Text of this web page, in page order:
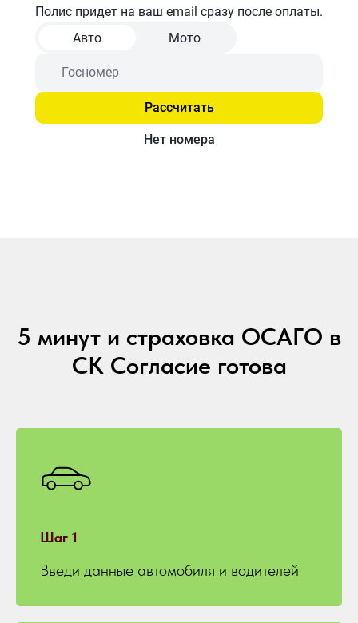
5 минут и страховка ОСАГО в
СК Согласие готова
Шаг 1
Введи данные автомобиля и водителей